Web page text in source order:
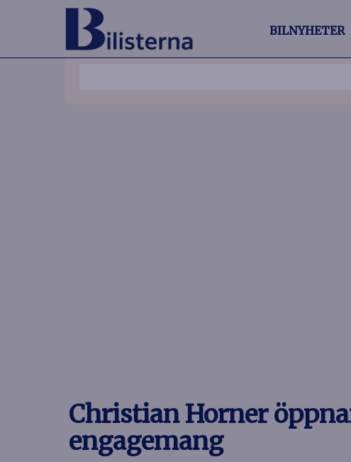
BILNYHETER
Christian Horner
engagemang